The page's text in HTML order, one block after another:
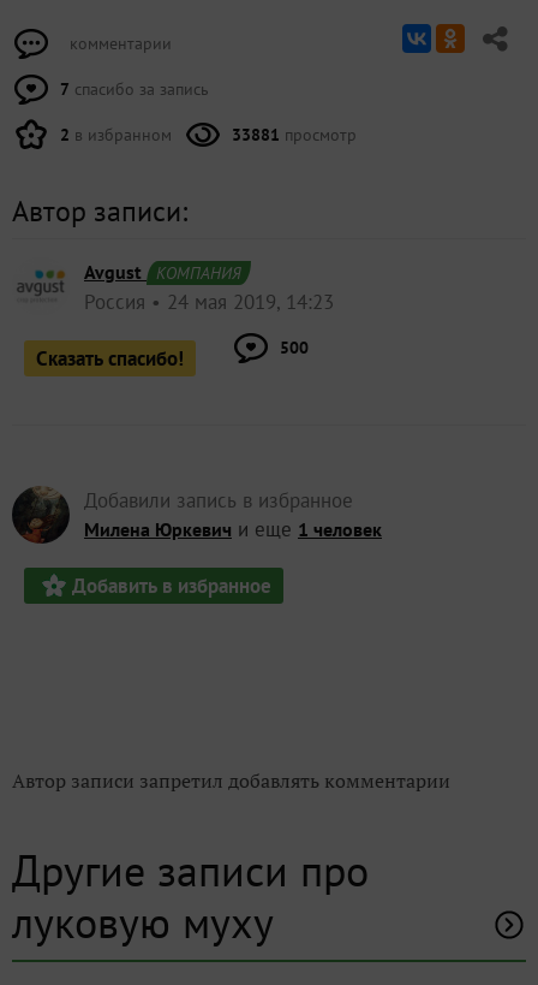
комментарии
7 спасибо за запись
2 в избранном 33881 просмотр
Автор записи:
Avgust КОМПАНИЯ
Россия 24 мая 2019, 14:23
Сказать спасибо! 500
Добавили запись в избранное
Милена Юркевич и еще 1 человек
Добавить в избранное
Автор записи запретил добавлять комментарии
Другие записи про
луковую муху